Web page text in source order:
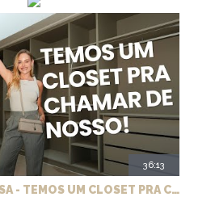
36:13
EP. 6: A SAGA DA CASA - TEMOS UM CLOSET PRA CHAMAR DE NOSSO + MARCENARIA E PAISAGISMO